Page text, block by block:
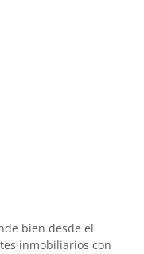
bien desde el
inmobiliarios con